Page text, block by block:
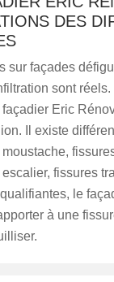
DES
sur façades
sont
Eric
Il existe
fissures
le
à une